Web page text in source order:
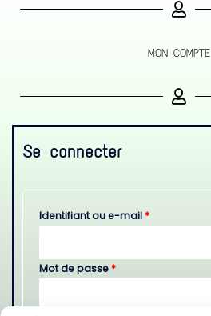
MON COMPTE
Se connecter
Identifiant ou e-mail*
Mot de passe*